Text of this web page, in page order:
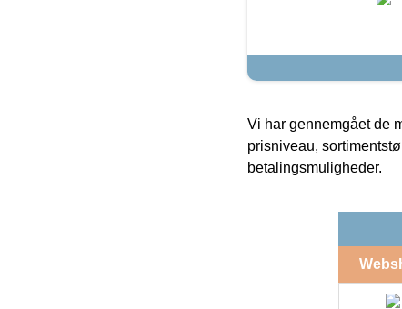
Vi har gennemgået de
prisniveau,
betalingsmuligheder.